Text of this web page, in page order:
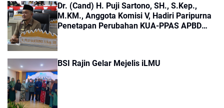
Dr. (Cand) H. Puji Sartono, SH., S.Kep.,
M.KM., Anggota Komisi V, Hadiri Paripurna
Penetapan Perubahan KUA-PPAS APBD
BSI Rajin Gelar Mejelis iLMU